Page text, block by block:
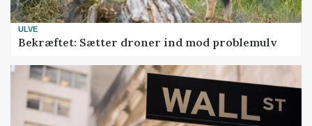
ULVE
Bekræftet: Sætter droner ind mod problemulv